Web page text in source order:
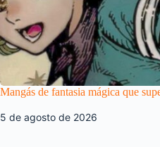
Mangás de fantasia mágica que
5 de agosto de 2026